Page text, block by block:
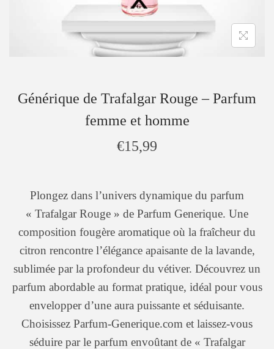
Générique de Trafalgar Rouge – Parfum
femme et homme
€15,99
Plongez dans l’univers dynamique du parfum
« Trafalgar Rouge » de Parfum Generique. Une
composition fougère aromatique où la fraîcheur du
citron rencontre l’élégance apaisante de la lavande,
sublimée par la profondeur du vétiver. Découvrez un
parfum abordable au format pratique, idéal pour vous
envelopper d’une aura puissante et séduisante.
Choisissez Parfum-Generique.com et laissez-vous
séduire par le parfum envoûtant de « Trafalgar